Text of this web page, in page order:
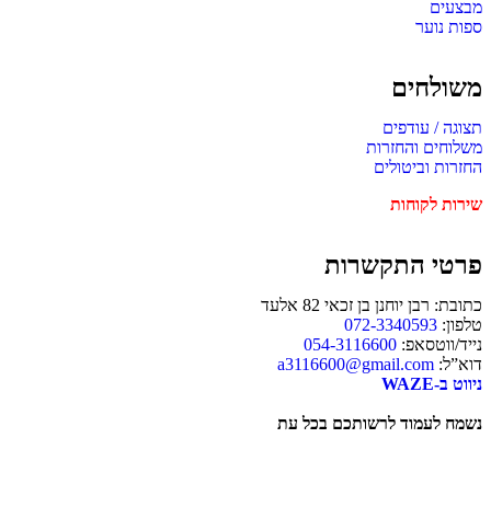
מבצעים
ספות נוער
משולחים
תצוגה / עודפים
משלוחים והחזרות
החזרות וביטולים
שירות לקוחות
פרטי התקשרות
כתובת: רבן יוחנן בן זכאי 82 אלעד
טלפון: 072-3340593
נייד/ווטסאפ: 054-3116600
דוא”ל: a3116600@gmail.com
ניווט ב-WAZE
נשמח לעמוד לרשותכם בכל עת